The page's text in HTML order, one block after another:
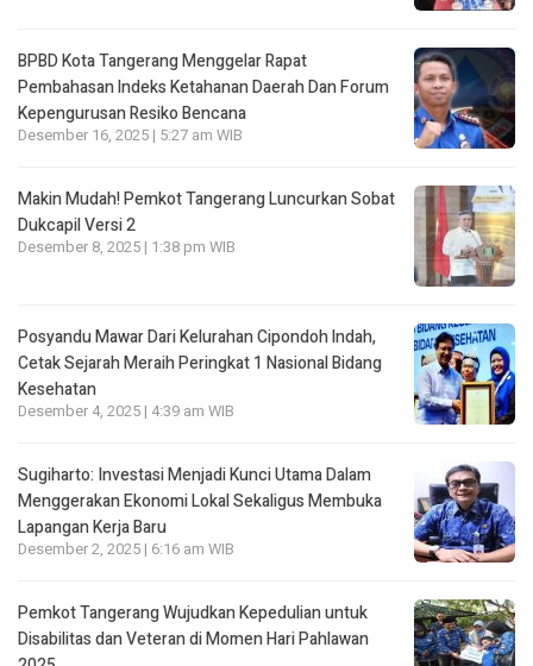
BPBD Kota Tangerang Menggelar Rapat
Pembahasan lndeks Ketahanan Daerah Dan Forum
Kepengurusan Resiko Bencana
Desember 16, 2025 | 5:27 am WIB
Makin Mudah! Pemkot Tangerang Luncurkan Sobat
Dukcapil Versi 2
Desember 8, 2025 | 1:38 pm WIB
Posyandu Mawar Dari Kelurahan Cipondoh lndah,
Cetak Sejarah Meraih Peringkat 1 Nasional Bidang
Kesehatan
Desember 4, 2025 | 4:39 am WIB
Sugiharto: Investasi Menjadi Kunci Utama Dalam
Menggerakan Ekonomi Lokal Sekaligus Membuka
Lapangan Kerja Baru
Desember 2, 2025 | 6:16 am WIB
Pemkot Tangerang Wujudkan Kepedulian untuk
Disabilitas dan Veteran di Momen Hari Pahlawan